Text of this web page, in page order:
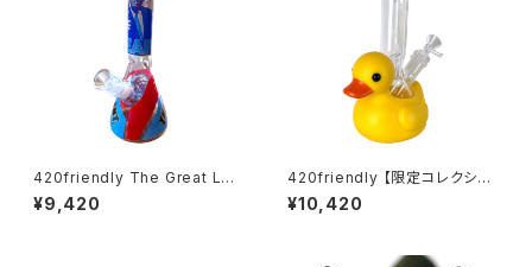
420friendly The Great Lea
der Beaker Bong - ガラスボ
ング（26cm）
¥9,420
420friendly 【限定コレクショ
ン】Yellow Rubber Duck Gla
ss Bong / イエロー ラバーダッ
¥10,420